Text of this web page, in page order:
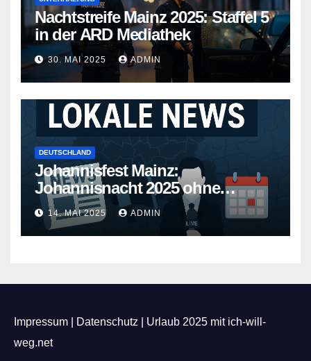
Nachtstreife Mainz 2025: Staffel 5
in der ARD Mediathek
30. MAI 2025 ADMIN
DEUTSCHLAND
Johannisfest Mainz:
Johannisnacht 2025 ohne
Feuerwerk
14. MAI 2025 ADMIN
Impressum Datenschutz
Urlaub 2025 mit ich-will-
weg.net